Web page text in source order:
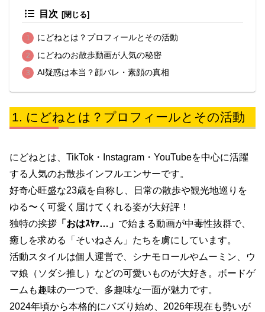
目次
にどねとは？プロフィールとその活動
にどねのお散歩動画が人気の秘密
AI疑惑は本当？顔バレ・素顔の真相
にどねとは？プロフィールとその活動
にどねとは、TikTok・Instagram・YouTubeを中心に活躍
する人気のお散歩インフルエンサーです。
好奇心旺盛な23歳を自称し、日常の散歩や観光地巡りを
ゆる〜く可愛く届けてくれる姿が大好評！
独特の挨拶 「おはｽﾔｧ…」 で始まる動画が中毒性抜群で、
癒しを求める「そいねさん」たちを虜にしています。
活動スタイルは個人運営で、シナモロールやムーミン、ウ
マ娘（ソダシ推し）などの可愛いものが大好き。ボードゲ
ームも趣味の一つで、多趣味な一面が魅力です。
2024年頃から本格的にバズり始め、2026年現在も勢いが